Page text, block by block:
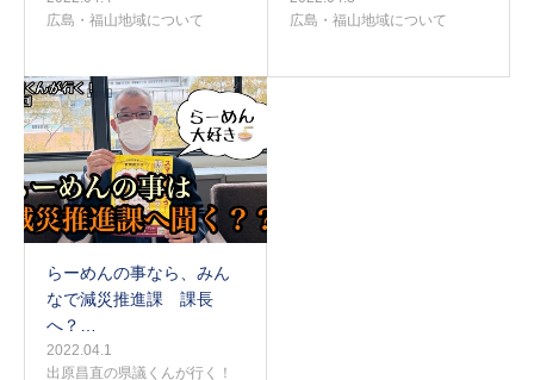
広島・福山地域について
広島・福山地域について
らーめんの事なら、みん
なで減災推進課 課長
へ？…
2022.04.1
出原昌直の県議くんが行く！